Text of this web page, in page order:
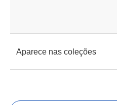
Aparece nas coleções